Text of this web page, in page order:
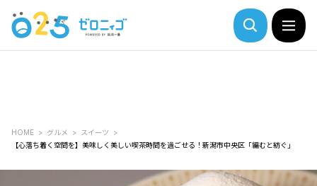
HOME グルメ
スイーツ
【心落ち着く空間を】美味しく美しい喫茶時間を過ごせる！新潟市中央区「編むと紡ぐ」